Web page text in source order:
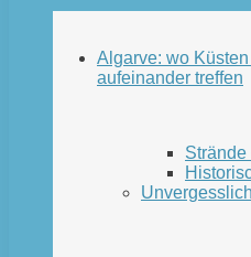
Algarve: wo
aufeinander treffen
Strände